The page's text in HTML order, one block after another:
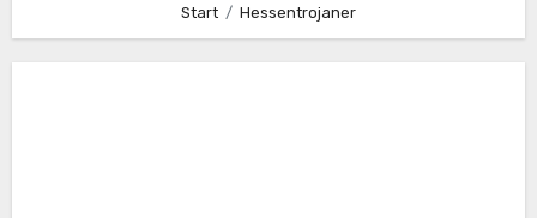
Start Hessentrojaner